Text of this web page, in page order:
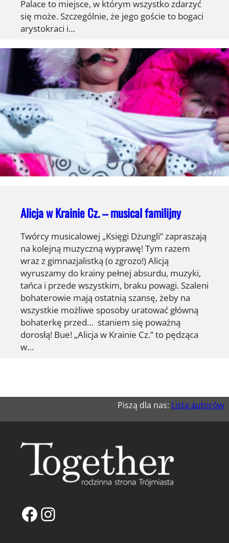
Palace to miejsce, w którym wszystko zdarzyć
się może. Szczególnie, że jego goście to bogaci
arystokraci i…
Alicja w Krainie Cz. – musical familijny
Twórcy musicalowej „Księgi Dżungli” zapraszają
na kolejną muzyczną wyprawę! Tym razem
wraz z gimnazjalistką (o zgrozo!) Alicją
wyruszamy do krainy pełnej absurdu, muzyki,
tańca i przede wszystkim, braku powagi. Szaleni
bohaterowie mają ostatnią szansę, żeby na
wszystkie możliwe sposoby uratować główną
bohaterkę przed… staniem się poważną
dorosłą! Bue! „Alicja w Krainie Cz.” to pędząca
w…
Piszą dla nas: Lista autorów
Facebook
Instagram